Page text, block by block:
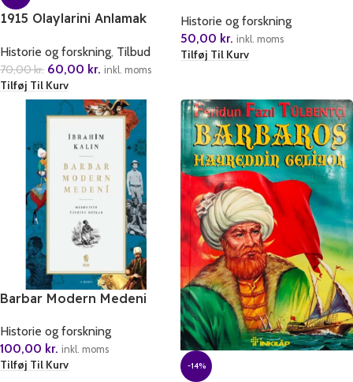
1915 Olaylarini Anlamak
Historie og forskning, Tilbud
70,00kr. 60,00 kr. inkl. moms
Tilføj Til Kurv
Historie og forskning
50,00 kr. inkl. moms
Tilføj Til Kurv
Barbar Modern Medeni
Historie og forskning
100,00 kr. inkl. moms
Tilføj Til Kurv -14%